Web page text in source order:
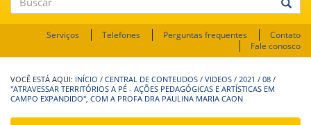
Buscar
Serviços Telefones Perguntas frequentes
Contato
Fale conosco
INÍCIO / CENTRAL DE CONTEUDOS / VIDEOS / 2021 / 08 /
"ATRAVESSAR TERRITÓRIOS A PÉ - AÇÕES PEDAGÓGICAS E ARTÍSTICAS EM
CAMPO EXPANDIDO", COM A PROFA DRA PAULINA MARIA CAON